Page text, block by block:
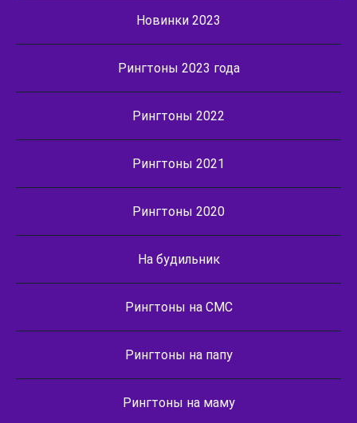
Новинки 2023
Рингтоны 2023 года
Рингтоны 2022
Рингтоны 2021
Рингтоны 2020
На будильник
Рингтоны на СМС
Рингтоны на папу
Рингтоны на маму